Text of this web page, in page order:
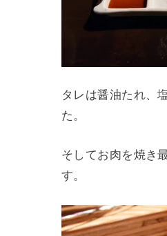
タレは醤油たれ、
た。
そしてお肉を焼き
す。